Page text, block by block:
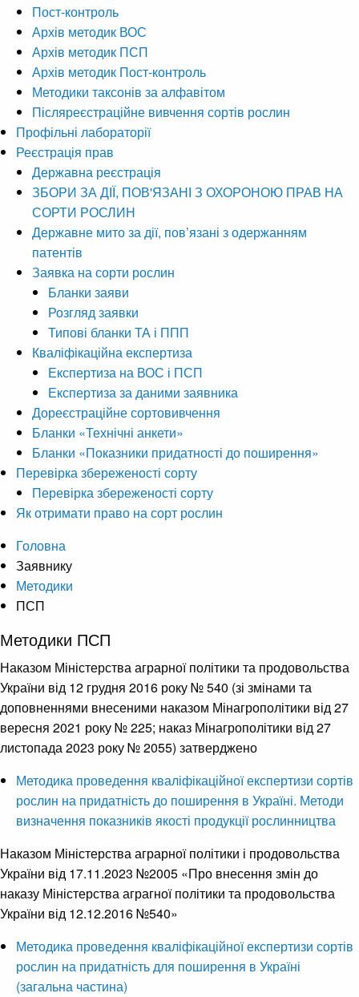
Пост-контроль
Архів методик ВОС
Архів методик ПСП
Архів методик Пост-контроль
Методики таксонів за алфавітом
Післяреєстраційне вивчення сортів рослин
Профільні лабораторії
Реєстрація прав
Державна реєстрація
ЗБОРИ ЗА ДІЇ, ПОВ'ЯЗАНІ З ОХОРОНОЮ ПРАВ НА
СОРТИ РОСЛИН
Державне мито за дії, пов’язані з одержанням
патентів
Заявка на сорти рослин
Бланки заяви
Розгляд заявки
Типові бланки ТА і ППП
Кваліфікаційна експертиза
Експертиза на ВОС і ПСП
Експертиза за даними заявника
Дореєстраційне сортовивчення
Бланки «Технічні анкети»
Бланки «Показники придатності до поширення»
Перевірка збереженості сорту
Перевірка збереженості сорту
Як отримати право на сорт рослин
Головна
Заявнику
Методики
ПСП
Методики ПСП
Наказом Міністерства аграрної політики та продовольства
України від 12 грудня 2016 року № 540 (зі змінами та
доповненнями внесеними наказом Мінагрополітики від 27
вересня 2021 року № 225; наказ Мінагрополітики від 27
листопада 2023 року № 2055) затверджено
Методика проведення кваліфікаційної експертизи сортів
рослин на придатність до поширення в Україні. Методи
визначення показників якості продукції рослинництва
Наказом Міністерства аграрної політики і продовольства
України від 17.11.2023 №2005 «Про внесення змін до
наказу Міністерства аграгної політики та продовольства
України від 12.12.2016 №540»
Методика проведення кваліфікаційної експертизи сортів
рослин на придатність для поширення в Україні
(загальна частина)